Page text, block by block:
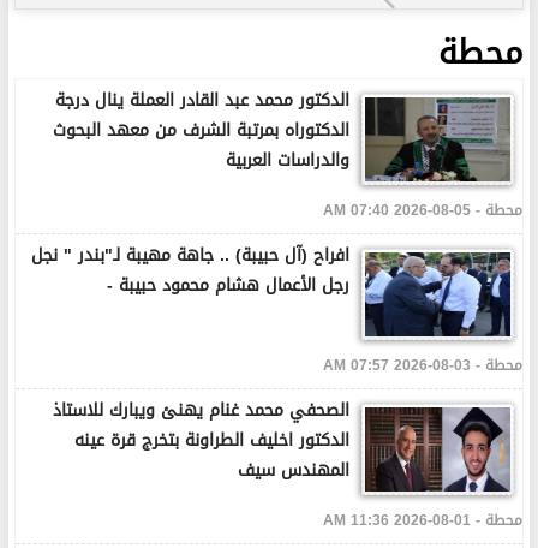
محطة
الدكتور محمد عبد القادر العملة ينال درجة
الدكتوراه بمرتبة الشرف من معهد البحوث
والدراسات العربية
محطة - 05-08-2026 07:40 AM
افراح (آل حبيبة) .. جاهة مهيبة لـ"بندر " نجل
رجل الأعمال هشام محمود حبيبة -
محطة - 03-08-2026 07:57 AM
الصحفي محمد غنام يهنئ ويبارك للاستاذ
الدكتور اخليف الطراونة بتخرج قرة عينه
المهندس سيف
محطة - 01-08-2026 11:36 AM